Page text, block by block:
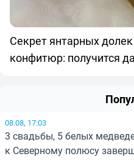
Секрет янтарных
конфитюр: получится
08.08, 17:03
3 свадьбы, 5 белых
к Северному полюсу